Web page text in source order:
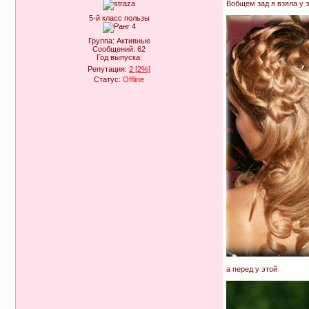
5-й класс пользы
Группа: Активные
Сообщений: 62
Год выпуска:
Репутация: 2 [2%]
Статус: Offline
Вобщем зад я взяла у
а перед у этой